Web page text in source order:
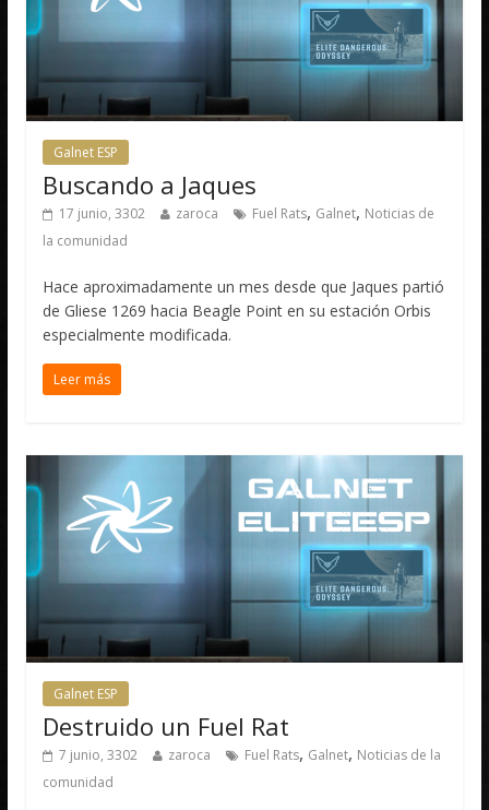
Galnet ESP
Buscando a Jaques
17 junio, 3302 zaroca Fuel Rats, Galnet, Noticias de
la comunidad
Hace aproximadamente un mes desde que Jaques partió
de Gliese 1269 hacia Beagle Point en su estación Orbis
especialmente modificada.
Leer más
Galnet ESP
Destruido un Fuel Rat
7 junio, 3302 zaroca Fuel Rats, Galnet, Noticias de la
comunidad